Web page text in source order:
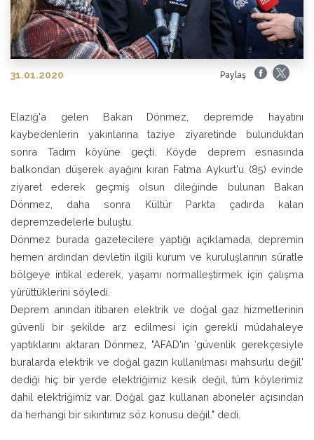
31.01.2020 Paylaş
Elazığ'a gelen Bakan Dönmez, depremde hayatını
kaybedenlerin yakınlarına taziye ziyaretinde bulunduktan
sonra Tadım köyüne geçti. Köyde deprem esnasında
balkondan düşerek ayağını kıran Fatma Aykurt'u (85) evinde
ziyaret ederek geçmiş olsun dileğinde bulunan Bakan
Dönmez, daha sonra Kültür Parkta çadırda kalan
depremzedelerle buluştu.
Dönmez burada gazetecilere yaptığı açıklamada, depremin
hemen ardından devletin ilgili kurum ve kuruluşlarının süratle
bölgeye intikal ederek, yaşamı normalleştirmek için çalışma
yürüttüklerini söyledi.
Deprem anından itibaren elektrik ve doğal gaz hizmetlerinin
güvenli bir şekilde arz edilmesi için gerekli müdahaleye
yaptıklarını aktaran Dönmez, "AFAD'ın 'güvenlik gerekçesiyle
buralarda elektrik ve doğal gazın kullanılması mahsurlu değil'
dediği hiç bir yerde elektriğimiz kesik değil, tüm köylerimiz
dahil elektriğimiz var. Doğal gaz kullanan aboneler açısından
da herhangi bir sıkıntımız söz konusu değil." dedi.